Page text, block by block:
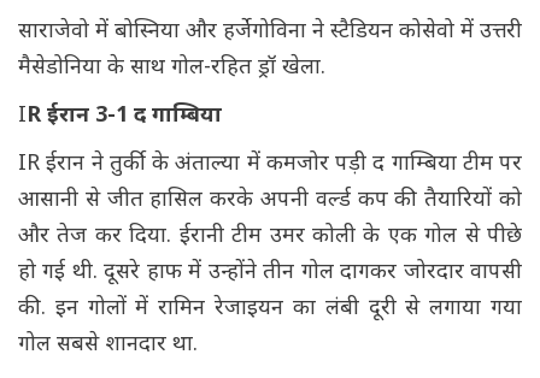
साराजेवो में बोस्निया और हर्जेगोविना ने स्टैडियन कोसेवो में उत्तरी
मैसेडोनिया के साथ गोल-रहित ड्रॉ खेला.
IR ईरान 3-1 द गाम्बिया
IR ईरान ने तुर्की के अंताल्या में कमजोर पड़ी द गाम्बिया टीम पर
आसानी से जीत हासिल करके अपनी वर्ल्ड कप की तैयारियों को
और तेज कर दिया. ईरानी टीम उमर कोली के एक गोल से पीछे
हो गई थी. दूसरे हाफ में उन्होंने तीन गोल दागकर जोरदार वापसी
की. इन गोलों में रामिन रेजाइयन का लंबी दूरी से लगाया गया
गोल सबसे शानदार था.